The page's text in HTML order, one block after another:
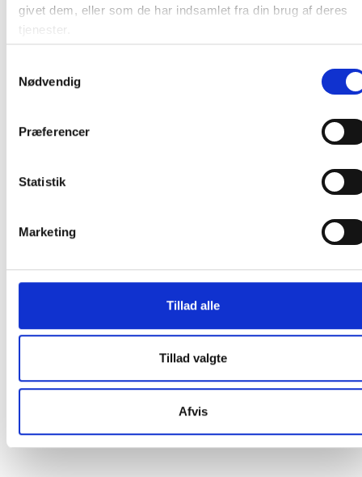
givet dem, eller som de har indsamlet fra din brug af deres
tjenester.
Nødvendig
Præferencer
Statistik
Marketing
Tillad alle
Tillad valgte
Afvis
THOR Grip Fingerdyppet latexhandske str.
25,19 / par